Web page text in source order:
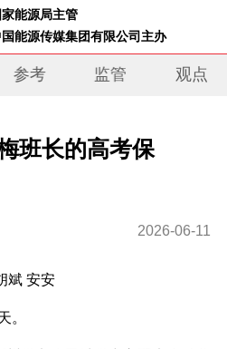
家能源局主管
国能源传媒集团有限公司主办
参考 监管 观点
班长的高考保
2026-06-11
斌 安安
。